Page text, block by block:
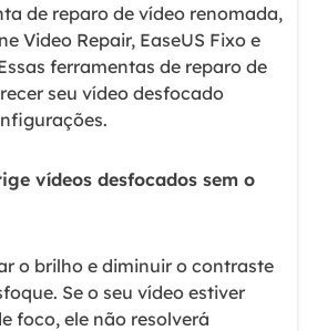
de reparo de vídeo renomada,
Video Repair, EaseUS Fixo e
ferramentas de reparo de
seu vídeo desfocado
vídeos desfocados sem o
o brilho e diminuir o contraste
Se o seu vídeo estiver
foco, ele não resolverá